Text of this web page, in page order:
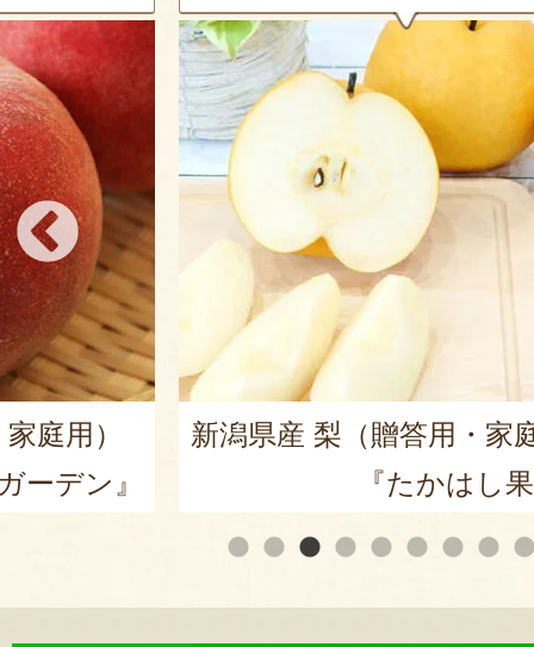
庭用）
ーデン』
新潟県産 梨（贈答用・家
『たかはし